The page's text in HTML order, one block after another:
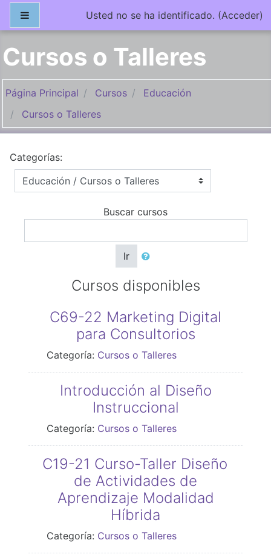
Salta al contenido principal
Usted no se ha identificado. (Acceder)
Cursos o Talleres
Página Principal Cursos
Educación
Cursos o Talleres
Categorías:
Buscar cursos
Ir
Cursos disponibles
C69-22 Marketing Digital
para Consultorios
Categoría: Cursos o Talleres
Introducción al Diseño
Instruccional
Categoría: Cursos o Talleres
C19-21 Curso-Taller Diseño
de Actividades de
Aprendizaje Modalidad
Híbrida
Categoría: Cursos o Talleres